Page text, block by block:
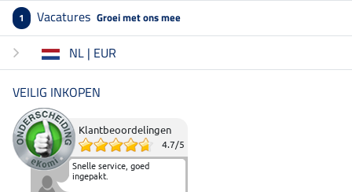
1 Vacatures Groei met ons mee
NL | EUR
VEILIG INKOPEN
Klantbeoordelingen
4.7/5
Snelle service, goed
ingepakt.